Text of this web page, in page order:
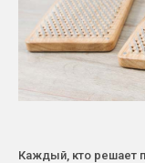
Каждый, кто решает